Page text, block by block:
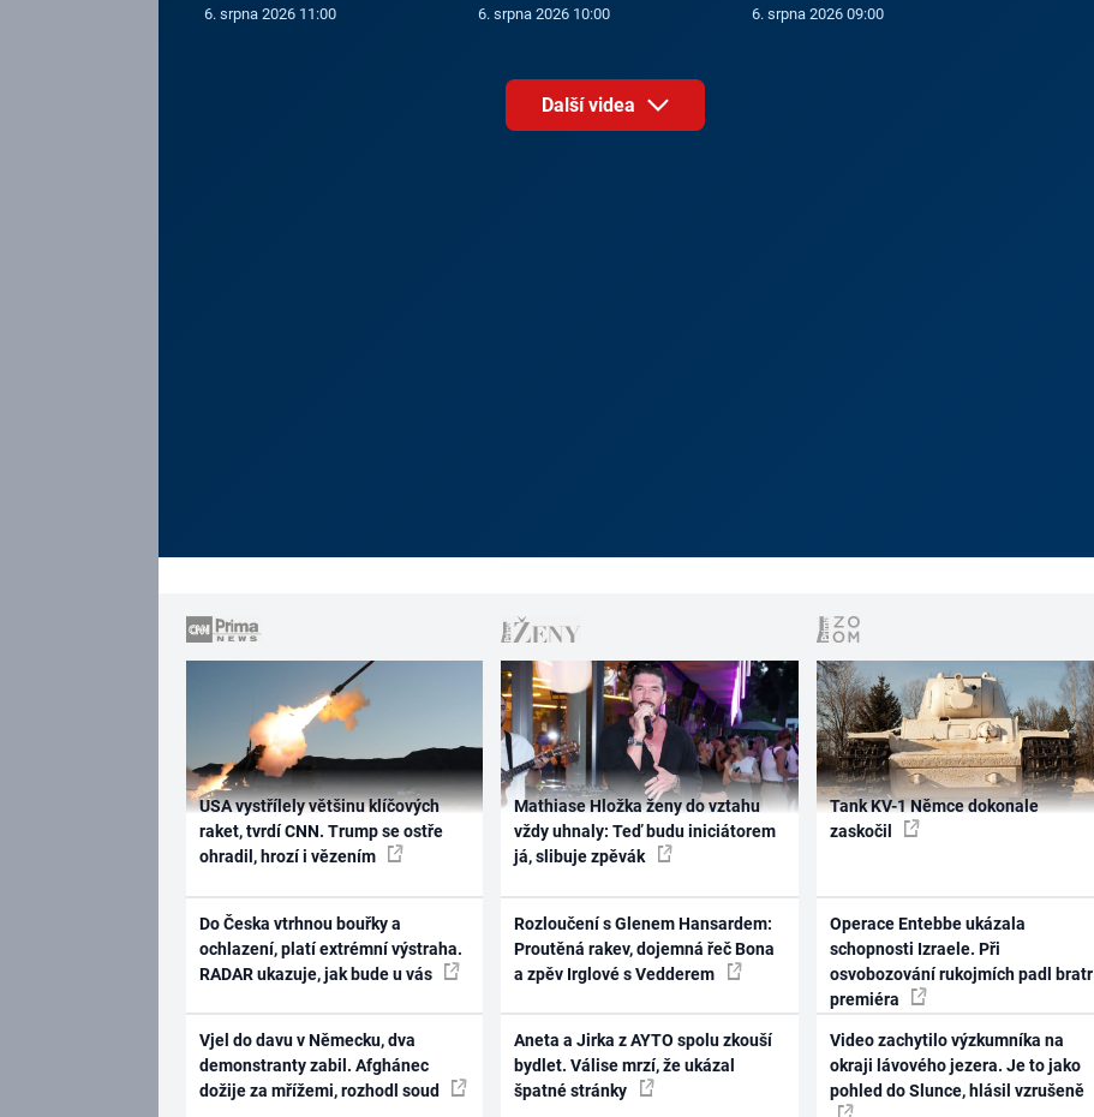
6. srpna 2026 11:00 6. srpna 2026 10:00 6. srpna 2026 09:00
Další videa
USA vystřílely většinu klíčových
raket, tvrdí CNN. Trump se ostře
ohradil, hrozí i vězením
Do Česka vtrhnou bouřky a
ochlazení, platí extrémní výstraha.
RADAR ukazuje, jak bude u vás
Vjel do davu v Německu, dva
demonstranty zabil. Afghánec
dožije za mřížemi, rozhodl soud
Mathiase Hložka ženy do vztahu
vždy uhnaly: Teď budu iniciátorem
já, slibuje zpěvák
Rozloučení s Glenem Hansardem:
Proutěná rakev, dojemná řeč Bona
a zpěv Irglové s Vedderem
Aneta a Jirka z AYTO spolu zkouší
bydlet. Válise mrzí, že ukázal
špatné stránky
Tank KV-1 Němce dokonale
zaskočil
Operace Entebbe ukázala
schopnosti Izraele. Při
osvobozování rukojmích padl bratr
premiéra
Video zachytilo výzkumníka na
okraji lávového jezera. Je to jako
pohled do Slunce, hlásil vzrušeně